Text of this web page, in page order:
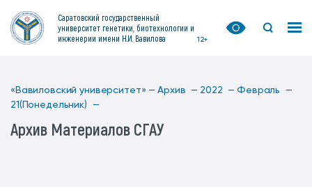
Саратовский государственный
университет генетики, биотехнологии и
инженерии имени Н.И. Вавилова
12+
«Вавиловский университет» — Архив — 2022 — Февраль —
21(Понедельник) —
Архив Материалов СГАУ